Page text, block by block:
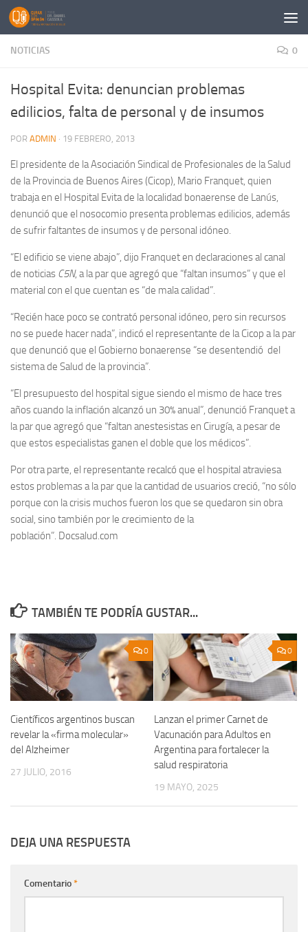
Saltar al contenido
NOTICIAS 0
Hospital Evita: denuncian problemas
edilicios, falta de personal y de insumos
POR ADMIN · 19 FEBRERO, 2013
El presidente de la Asociación Sindical de Profesionales de la Salud
de la Provincia de Buenos Aires (Cicop), Mario Franquet, quien
trabaja en el Hospital Evita de la localidad bonaerense de Lanús,
denunció que el nosocomio presenta problemas edilicios, además
de sufrir faltantes de insumos y de personal idóneo.
“El edificio se viene abajo”, dijo Franquet en declaraciones al canal
de noticias C5N, a la par que agregó que “faltan insumos” y que el
material con el que cuentan es “de mala calidad”.
“Recién hace poco se contrató personal idóneo, pero sin recursos
no se puede hacer nada”, indicó el representante de la Cicop a la par
que denunció que el Gobierno bonaerense “se desentendió del
sistema de Salud de la provincia”.
“El presupuesto del hospital sigue siendo el mismo de hace tres
años cuando la inflación alcanzó un 30% anual”, denunció Franquet a
la par que agregó que “faltan anestesistas en Cirugía, a pesar de
que estos especialistas ganen el doble que los médicos”.
Por otra parte, el representante recalcó que el hospital atraviesa
estos problemas a la par que la cantidad de usuarios creció, “no sólo
porque con la crisis muchos fueron los que se quedaron sin obra
social, sino también por le crecimiento de la
población”. Docsalud.com
TAMBIÉN TE PODRÍA GUSTAR...
0
Científicos argentinos buscan
revelar la «firma molecular»
del Alzheimer
27 JULIO, 2016
0
Lanzan el primer Carnet de
Vacunación para Adultos en
Argentina para fortalecer la
salud respiratoria
19 MAYO, 2025
DEJA UNA RESPUESTA
Comentario*